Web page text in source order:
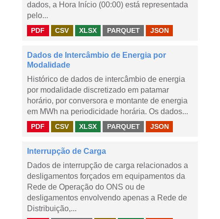
dados, a Hora Início (00:00) está representada
pelo...
PDF CSV XLSX PARQUET JSON
Dados de Intercâmbio de Energia por
Modalidade
Histórico de dados de intercâmbio de energia
por modalidade discretizado em patamar
horário, por conversora e montante de energia
em MWh na periodicidade horária. Os dados...
PDF CSV XLSX PARQUET JSON
Interrupção de Carga
Dados de interrupção de carga relacionados a
desligamentos forçados em equipamentos da
Rede de Operação do ONS ou de
desligamentos envolvendo apenas a Rede de
Distribuição,...